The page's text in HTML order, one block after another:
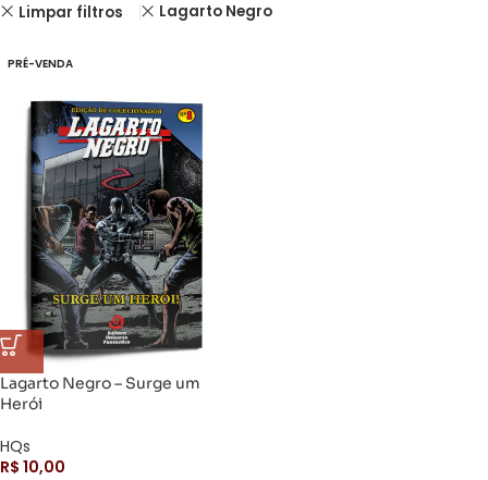
Limpar filtros Lagarto Negro
PRÉ-VENDA
Lagarto Negro – Surge um
Herói
HQs
R$ 10,00